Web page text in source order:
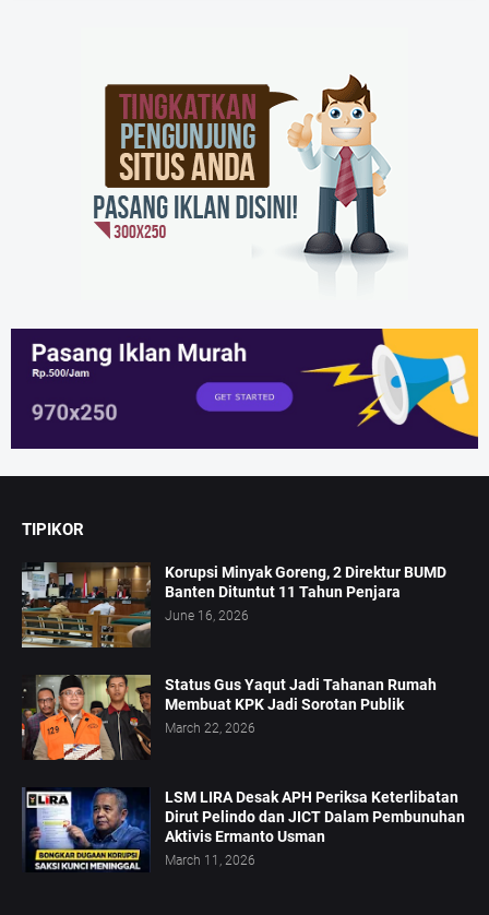
TIPIKOR
Korupsi Minyak Goreng, 2 Direktur BUMD
Banten Dituntut 11 Tahun Penjara
June 16, 2026
Status Gus Yaqut Jadi Tahanan Rumah
Membuat KPK Jadi Sorotan Publik
March 22, 2026
LSM LIRA Desak APH Periksa Keterlibatan
Dirut Pelindo dan JICT Dalam Pembunuhan
Aktivis Ermanto Usman
March 11, 2026